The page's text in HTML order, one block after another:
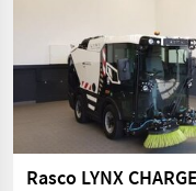
Rasco LYNX